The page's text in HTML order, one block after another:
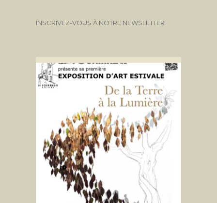
INSCRIVEZ-VOUS À NOTRE NEWSLETTER